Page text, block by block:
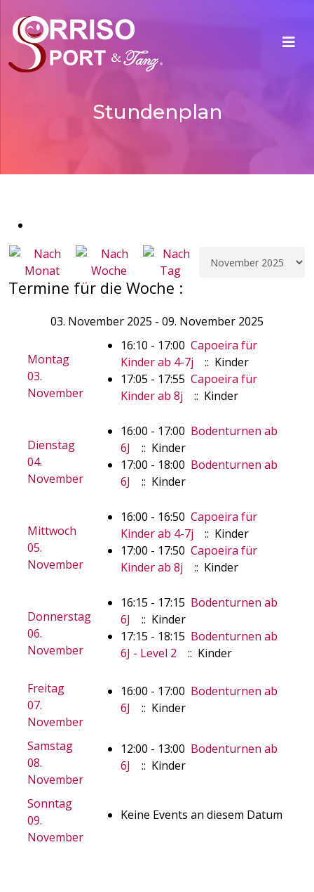
Stundenplan
Termine für die Woche :
03. November 2025 - 09. November 2025
Montag
03.
November
16:10 - 17:00 Capoeira für
Kinder ab 4-7j
:: Kinder
17:05 - 17:55 Capoeira für
Kinder ab 8j
:: Kinder
Dienstag
04.
November
16:00 - 17:00 Bodenturnen ab
6J
:: Kinder
17:00 - 18:00 Bodenturnen ab
6J
:: Kinder
Mittwoch
05.
November
16:00 - 16:50 Capoeira für
Kinder ab 4-7j
:: Kinder
17:00 - 17:50 Capoeira für
Kinder ab 8j
:: Kinder
Donnerstag
06.
November
16:15 - 17:15 Bodenturnen ab
6J
:: Kinder
17:15 - 18:15 Bodenturnen ab
6J - Level 2
:: Kinder
Freitag
07.
November
16:00 - 17:00 Bodenturnen ab
6J
:: Kinder
Samstag
08.
November
12:00 - 13:00 Bodenturnen ab
6J
:: Kinder
Sonntag
09.
November
Keine Events an diesem Datum